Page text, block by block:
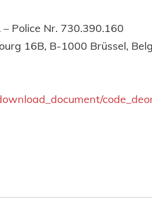
Police Nr. 730.390.160
16B, B-1000 Brüssel,